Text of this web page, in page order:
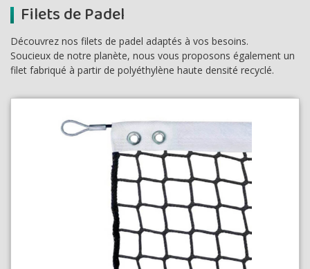
Filets de Padel
Découvrez nos filets de padel adaptés à vos besoins.
Soucieux de notre planète, nous vous proposons également un
filet fabriqué à partir de polyéthylène haute densité recyclé.